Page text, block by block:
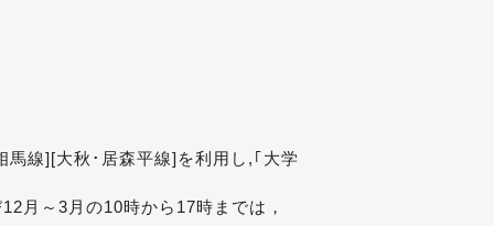
線][大秋･居森平線]を利用し,｢大学
月～3月の10時から17時までは，